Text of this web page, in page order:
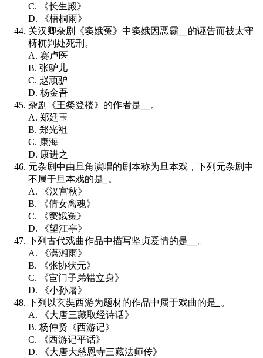
C. 《长生殿》
D. 《梧桐雨》
关汉卿杂剧《窦娥冤》中窦娥因恶霸
的诬告而被太守
梼杌判处死刑。
A. 赛卢医
B. 张驴儿
C. 赵顽驴
D. 杨金吾
杂剧《王粲登楼》的作者是
。
A. 郑廷玉
B. 郑光祖
C. 康海
D. 康进之
元杂剧中由旦角演唱的剧本称为旦本戏，下列元杂剧中
不属于旦本戏的是
。
A. 《汉宫秋》
B. 《倩女离魂》
C. 《窦娥冤》
D. 《望江亭》
下列古代戏曲作品中描写坚贞爱情的是
。
A. 《潇湘雨》
B. 《张协状元》
C. 《宦门子弟错立身》
D. 《小孙屠》
下列以玄奘西游为题材的作品中属于戏曲的是
。
A. 《大唐三藏取经诗话》
B. 杨仲贤《西游记》
C. 《西游记平话》
D. 《大唐大慈恩寺三藏法师传》